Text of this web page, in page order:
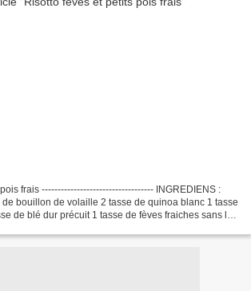
frais ----------------------------------- INGREDIENS :
bouillon de volaille 2 tasse de quinoa blanc 1 tasse
de blé dur précuit 1 tasse de fèves fraiches sans la